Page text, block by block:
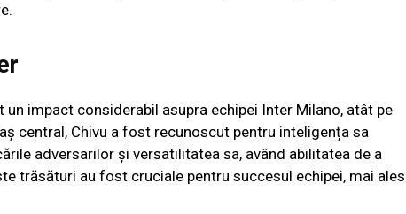
un impact considerabil asupra echipei Inter Milano, atât pe
central, Chivu a fost recunoscut pentru inteligența sa
adversarilor și versatilitatea sa, având abilitatea de a
trăsături au fost cruciale pentru succesul echipei, mai ales